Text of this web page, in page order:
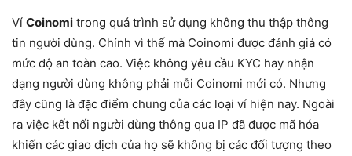
Ví Coinomi trong quá trình sử dụng không thu thập thông
tin người dùng. Chính vì thế mà Coinomi được đánh giá có
mức độ an toàn cao. Việc không yêu cầu KYC hay nhận
dạng người dùng không phải mỗi Coinomi mới có. Nhưng
đây cũng là đặc điểm chung của các loại ví hiện nay. Ngoài
ra việc kết nối người dùng thông qua IP đã được mã hóa
khiến các giao dịch của họ sẽ không bị các đối tượng theo